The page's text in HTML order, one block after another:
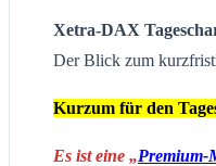
Xetra-DAX
Der Blick zum
Kurzum für den
Es ist eine „Premium-